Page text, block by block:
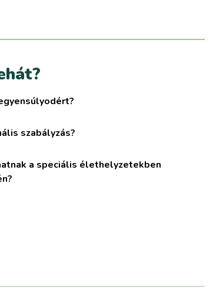
szabályzás?
a speciális élethelyzetekben